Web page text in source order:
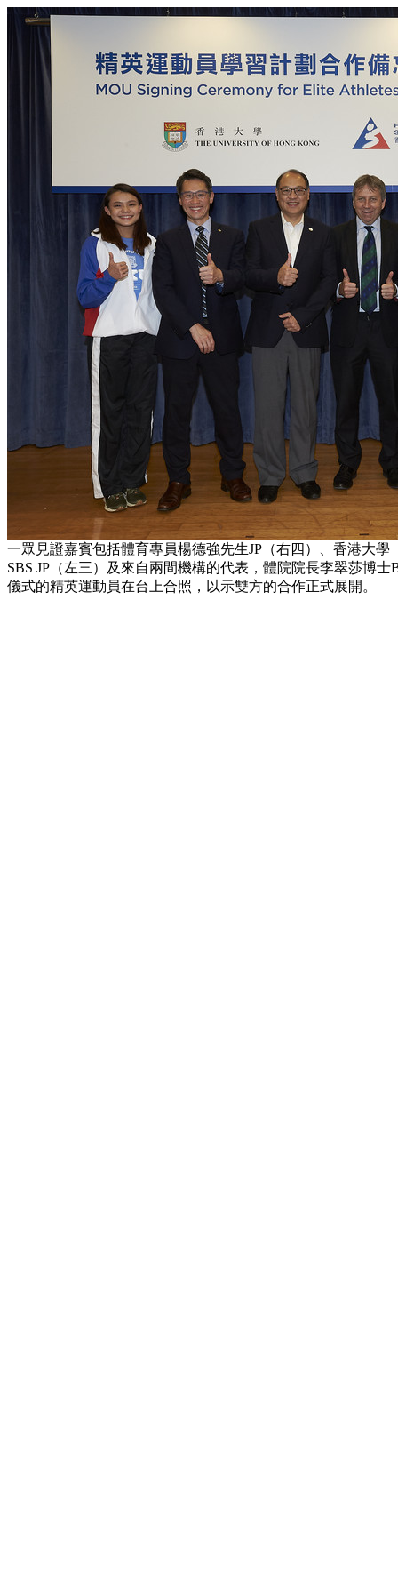
一眾見證嘉賓包括體育專員楊德強先生JP（右四）、香港大
SBS JP（左三）及來自兩間機構的代表，體院院長李翠莎博
儀式的精英運動員在台上合照，以示雙方的合作正式展開。